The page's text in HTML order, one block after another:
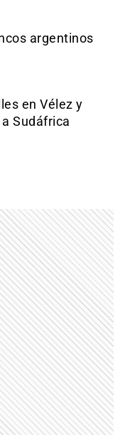
argentinos
en Vélez y
Sudáfrica